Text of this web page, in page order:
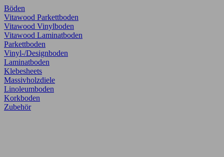
Böden
Vitawood Parkettboden
Vitawood Vinylboden
Vitawood Laminatboden
Parkettboden
Vinyl-/Designboden
Laminatboden
Klebesheets
Massivholzdiele
Linoleumboden
Korkboden
Zubehör